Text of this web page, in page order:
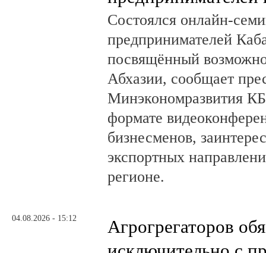
Состоялся онлайн-
предпринимателей
посвящённый
Абхазии, сообщает
Минэкономразвития
формате
бизнесменов,
экспортных
регионе.
04.08.2026 - 15:12
Агрогрегаторов